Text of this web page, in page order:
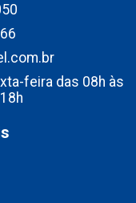
feira das 08h às